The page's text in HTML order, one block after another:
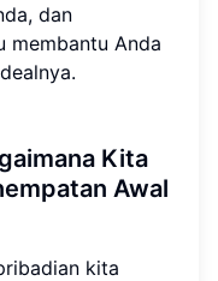
dan
membantu Anda
Kita
Awal
kita